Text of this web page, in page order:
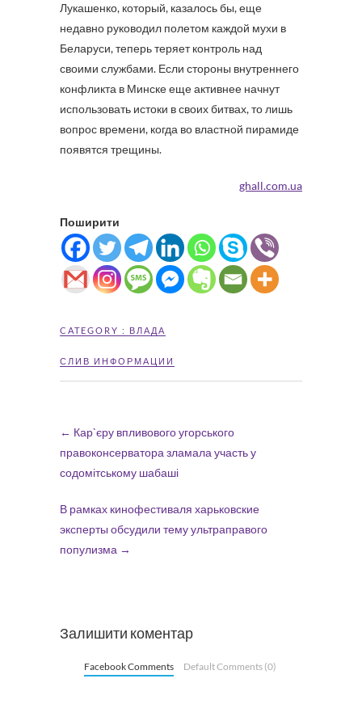
Лукашенко, который, казалось бы, еще
недавно руководил полетом каждой мухи в
Беларуси, теперь теряет контроль над
своими службами. Если стороны внутреннего
конфликта в Минске еще активнее начнут
использовать истоки в своих битвах, то лишь
вопрос времени, когда во властной пирамиде
появятся трещины.
ghall.com.ua
Поширити
CATEGORY : ВЛАДА
СЛИВ ИНФОРМАЦИИ
← Кар`єру впливового угорського
правоконсерватора зламала участь у
содомітському шабаші
В рамках кинофестиваля харьковские
эксперты обсудили тему ультраправого
популизма →
Залишити коментар
Facebook Comments Default Comments (0)